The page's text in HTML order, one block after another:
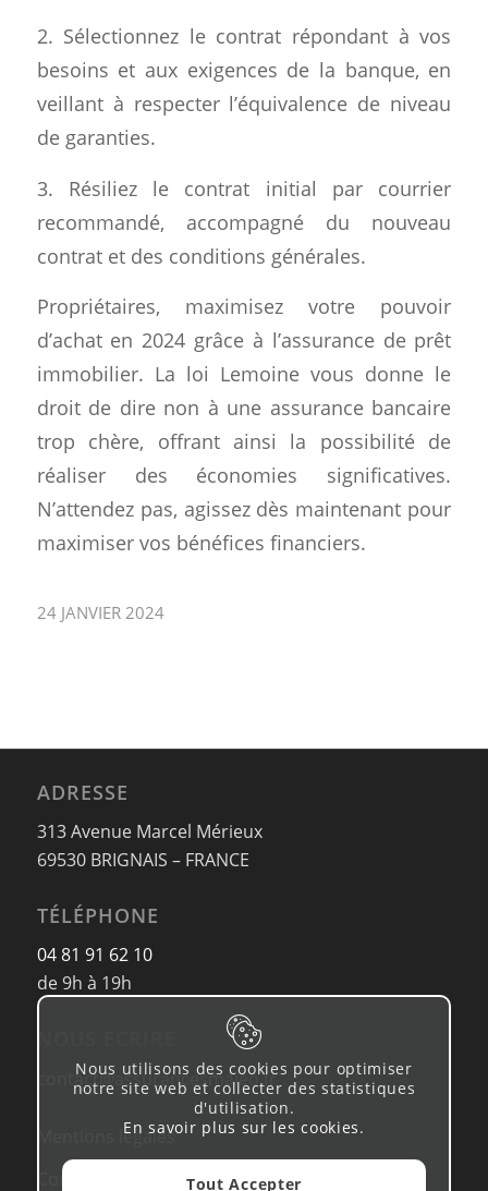
2. Sélectionnez le contrat répondant à vos
besoins et aux exigences de la banque, en
veillant à respecter l’équivalence de niveau
de garanties.
3. Résiliez le contrat initial par courrier
recommandé, accompagné du nouveau
contrat et des conditions générales.
Propriétaires, maximisez votre pouvoir
d’achat en 2024 grâce à l’assurance de prêt
immobilier. La loi Lemoine vous donne le
droit de dire non à une assurance bancaire
trop chère, offrant ainsi la possibilité de
réaliser des économies significatives.
N’attendez pas, agissez dès maintenant pour
maximiser vos bénéfices financiers.
24 JANVIER 2024
ADRESSE
313 Avenue Marcel Mérieux
69530 BRIGNAIS – FRANCE
TÉLÉPHONE
04 81 91 62 10
de 9h à 19h
contact@assurancesmaleo.fr
Mentions légales
Conditions d’utilisation & Politique de
Nous utilisons des cookies pour optimiser
notre site web et collecter des statistiques
d'utilisation.
En savoir plus sur les cookies.
Tout Accepter